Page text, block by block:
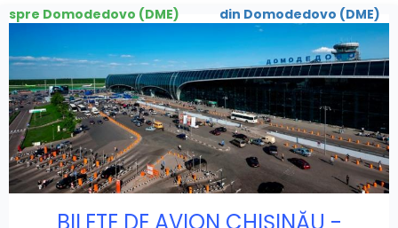
spre Domodedovo (DME)
din Domodedovo (DME)